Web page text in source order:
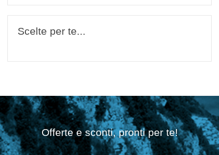
Scelte per te...
Offerte e sconti, pronti per te!